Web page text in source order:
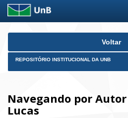
Skip
Voltar
REPOSITÓRIO INSTITUCIONAL DA UNB
Navegando por
Lucas